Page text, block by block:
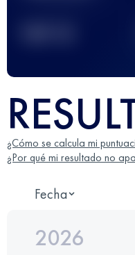
¿Cómo se calcula mi
¿Por qué mi resultado no
Fecha
2026